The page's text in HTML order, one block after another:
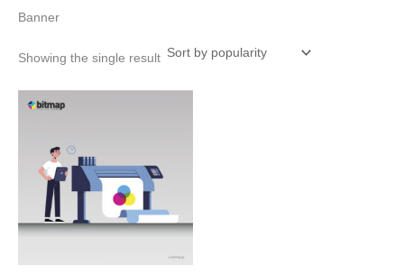
Banner
Showing the single result